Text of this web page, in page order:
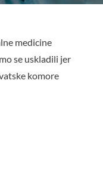
medicine
se uskladili jer
komore